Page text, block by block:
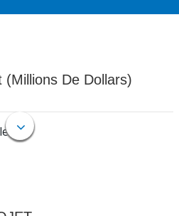
(Millions De Dollars)